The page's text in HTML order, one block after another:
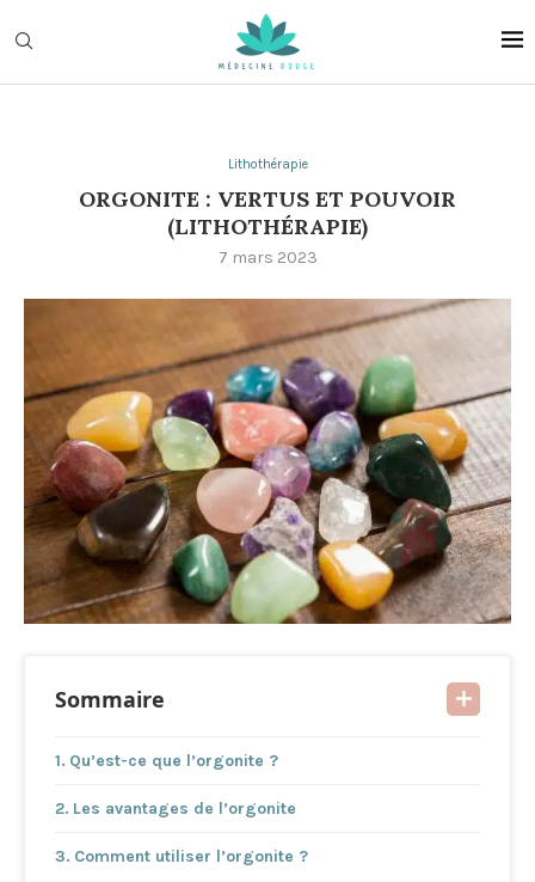
Lithothérapie
ORGONITE : VERTUS ET POUVOIR
(LITHOTHÉRAPIE)
7 mars 2023
Sommaire
Qu’est-ce que l’orgonite ?
Les avantages de l’orgonite
Comment utiliser l’orgonite ?